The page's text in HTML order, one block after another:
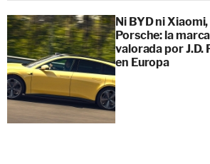
Ni BYD ni
Porsche: la
valorada por J.D.
en Europa